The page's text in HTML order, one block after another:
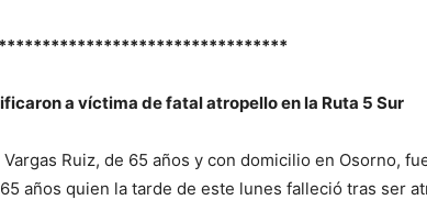
a víctima de fatal atropello en la Ruta 5 Sur
Vargas Ruiz, de 65 años y con domicilio en Osorno,
años quien la tarde de este lunes falleció tras ser